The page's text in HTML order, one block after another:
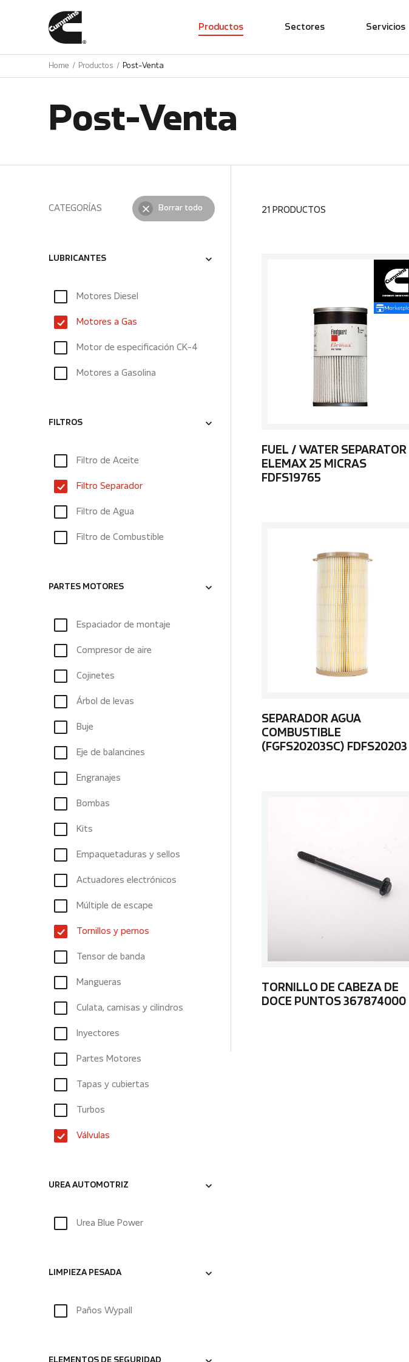
Productos Sectores Servicios
Home Productos Post-Venta
Post-Venta
CATEGORÍAS Borrar todo
LUBRICANTES
Motores Diesel
Motores a Gas
Motor de especificación CK-4
Motores a Gasolina
FILTROS
Filtro de Aceite
Filtro Separador
Filtro de Agua
Filtro de Combustible
PARTES MOTORES
Espaciador de montaje
Compresor de aire
Cojinetes
Árbol de levas
Buje
Eje de balancines
Engranajes
Bombas
Kits
Empaquetaduras y sellos
Actuadores electrónicos
Múltiple de escape
Tornillos y pernos
Tensor de banda
Mangueras
Culata, camisas y cilindros
Inyectores
Partes Motores
Tapas y cubiertas
Turbos
Válvulas
UREA AUTOMOTRIZ
Urea Blue Power
LIMPIEZA PESADA
Paños Wypall
21 PRODUCTOS
FUEL / WATER SEPARATOR
ELEMAX 25 MICRAS
FDFS19765
SEPARADOR AGUA
COMBUSTIBLE
(FGFS20203SC) FDFS20203
TORNILLO DE CABEZA DE
DOCE PUNTOS 367874000